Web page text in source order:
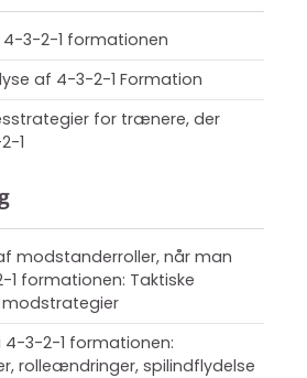
4-3-2-1 formationen
af 4-3-2-1 Formation
for trænere, der
1
modstanderroller, når man
1 formationen: Taktiske
modstrategier
4-3-2-1 formationen:
rolleændringer, spilindflydelse